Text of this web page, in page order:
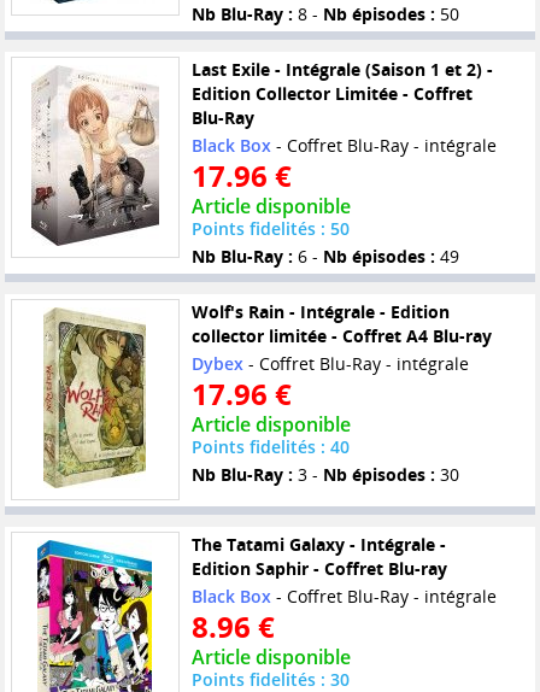
Nb Blu-Ray : 8 - Nb épisodes : 50
Last Exile - Intégrale (Saison 1 et 2) -
Edition Collector Limitée - Coffret
Blu-Ray
Black Box- Coffret Blu-Ray - intégrale
17.96 €
Article disponible
Points fidelités : 50
Nb Blu-Ray : 6 - Nb épisodes : 49
Wolf's Rain - Intégrale - Edition
collector limitée - Coffret A4 Blu-ray
Dybex- Coffret Blu-Ray - intégrale
17.96 €
Article disponible
Points fidelités : 40
Nb Blu-Ray : 3 - Nb épisodes : 30
The Tatami Galaxy - Intégrale -
Edition Saphir - Coffret Blu-ray
Black Box- Coffret Blu-Ray - intégrale
8.96 €
Article disponible
Points fidelités : 30